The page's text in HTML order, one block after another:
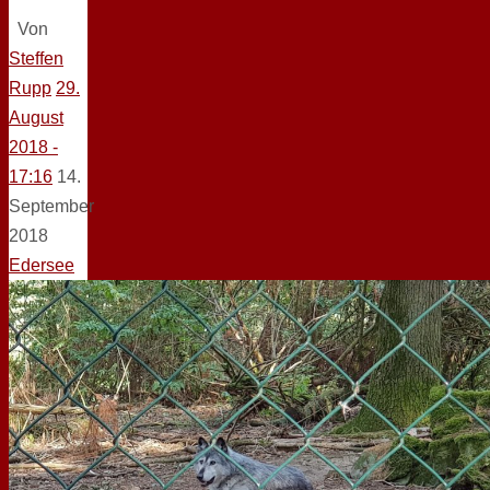
Von
Steffen
Rupp 29.
August
2018 -
17:16 14.
September
2018
Edersee